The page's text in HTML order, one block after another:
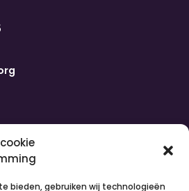
bieden, gebruiken wij technologieën